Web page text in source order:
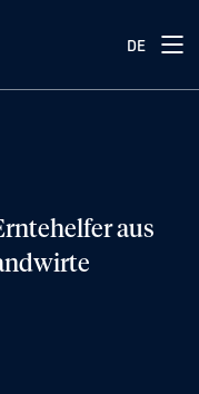
DE
aus